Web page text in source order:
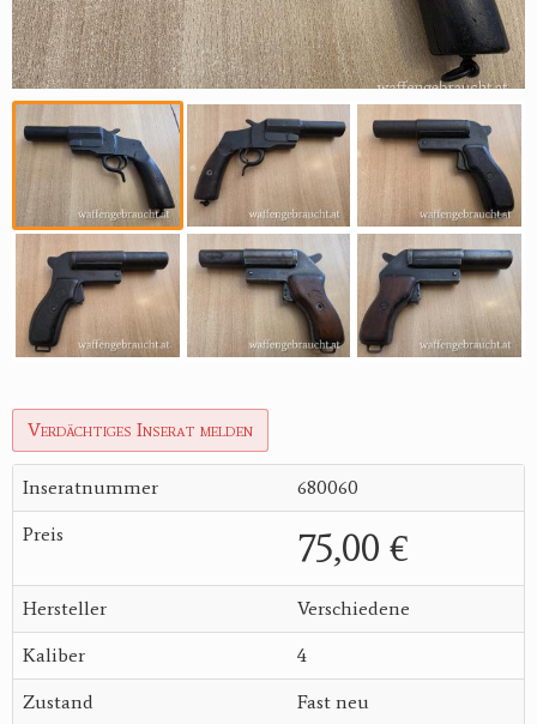
Verdächtiges Inserat melden
Inseratnummer 680060
Preis 75,00 €
Hersteller Verschiedene
Kaliber 4
Zustand Fast neu